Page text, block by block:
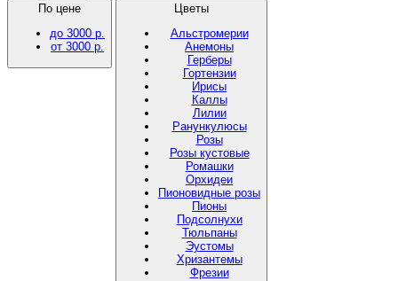
По цене
до 3000 р.
от 3000 р.
Цветы
Альстромерии
Анемоны
Герберы
Гортензии
Ирисы
Каллы
Лилии
Ранункулюсы
Розы
Розы кустовые
Ромашки
Орхидеи
Пионовидные розы
Пионы
Подсолнухи
Тюльпаны
Эустомы
Хризантемы
Фрезии